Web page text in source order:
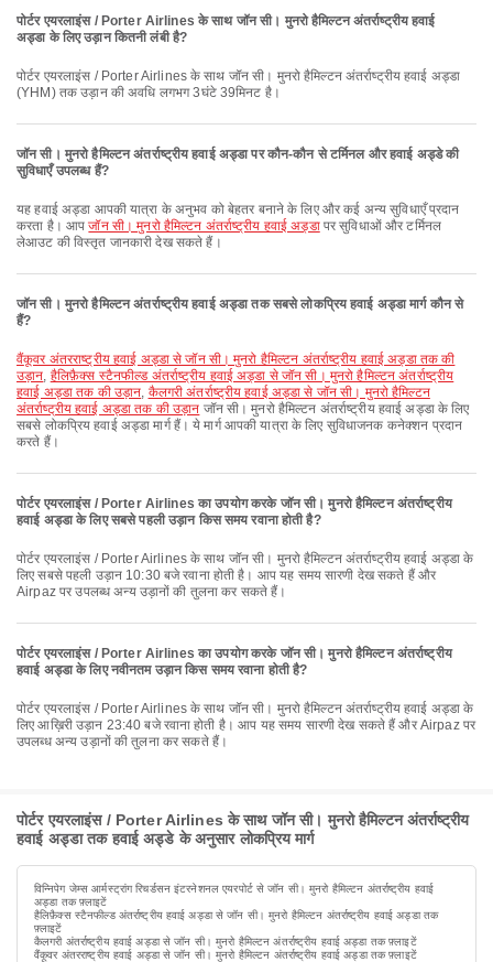
पोर्टर एयरलाइंस / Porter Airlines के साथ जॉन सी। मुनरो हैमिल्टन अंतर्राष्ट्रीय हवाई
अड्डा के लिए उड़ान कितनी लंबी है?
पोर्टर एयरलाइंस / Porter Airlines के साथ जॉन सी। मुनरो हैमिल्टन अंतर्राष्ट्रीय हवाई अड्डा
(YHM) तक उड़ान की अवधि लगभग 3घंटे 39मिनट है।
जॉन सी। मुनरो हैमिल्टन अंतर्राष्ट्रीय हवाई अड्डा पर कौन-कौन से टर्मिनल और हवाई अड्डे की
सुविधाएँ उपलब्ध हैं?
यह हवाई अड्डा आपकी यात्रा के अनुभव को बेहतर बनाने के लिए और कई अन्य सुविधाएँ प्रदान
करता है। आपजॉन सी। मुनरो हैमिल्टन अंतर्राष्ट्रीय हवाई अड्डापर सुविधाओं और टर्मिनल
लेआउट की विस्तृत जानकारी देख सकते हैं।
जॉन सी। मुनरो हैमिल्टन अंतर्राष्ट्रीय हवाई अड्डा तक सबसे लोकप्रिय हवाई अड्डा मार्ग कौन से
हैं?
वैंकूवर अंतरराष्ट्रीय हवाई अड्डा से जॉन सी। मुनरो हैमिल्टन अंतर्राष्ट्रीय हवाई अड्डा तक की
उड़ान, हैलिफ़ैक्स स्टैनफील्ड अंतर्राष्ट्रीय हवाई अड्डा से जॉन सी। मुनरो हैमिल्टन अंतर्राष्ट्रीय
हवाई अड्डा तक की उड़ान, कैलगरी अंतर्राष्ट्रीय हवाई अड्डा से जॉन सी। मुनरो हैमिल्टन
अंतर्राष्ट्रीय हवाई अड्डा तक की उड़ान जॉन सी। मुनरो हैमिल्टन अंतर्राष्ट्रीय हवाई अड्डा के लिए
सबसे लोकप्रिय हवाई अड्डा मार्ग हैं। ये मार्ग आपकी यात्रा के लिए सुविधाजनक कनेक्शन प्रदान
करते हैं।
पोर्टर एयरलाइंस / Porter Airlines का उपयोग करके जॉन सी। मुनरो हैमिल्टन अंतर्राष्ट्रीय
हवाई अड्डा के लिए सबसे पहली उड़ान किस समय रवाना होती है?
पोर्टर एयरलाइंस / Porter Airlines के साथ जॉन सी। मुनरो हैमिल्टन अंतर्राष्ट्रीय हवाई अड्डा के
लिए सबसे पहली उड़ान 10:30 बजे रवाना होती है। आप यह समय सारणी देख सकते हैं और
Airpaz पर उपलब्ध अन्य उड़ानों की तुलना कर सकते हैं।
पोर्टर एयरलाइंस / Porter Airlines का उपयोग करके जॉन सी। मुनरो हैमिल्टन अंतर्राष्ट्रीय
हवाई अड्डा के लिए नवीनतम उड़ान किस समय रवाना होती है?
पोर्टर एयरलाइंस / Porter Airlines के साथ जॉन सी। मुनरो हैमिल्टन अंतर्राष्ट्रीय हवाई अड्डा के
लिए आख़िरी उड़ान 23:40 बजे रवाना होती है। आप यह समय सारणी देख सकते हैं और Airpaz पर
उपलब्ध अन्य उड़ानों की तुलना कर सकते हैं।
पोर्टर एयरलाइंस / Porter Airlines के साथ जॉन सी। मुनरो हैमिल्टन अंतर्राष्ट्रीय
हवाई अड्डा तक हवाई अड्डे के अनुसार लोकप्रिय मार्ग
विन्निपेग जेम्स आर्मस्ट्रांग रिचर्डसन इंटरनेशनल एयरपोर्ट से जॉन सी। मुनरो हैमिल्टन अंतर्राष्ट्रीय हवाई
अड्डा तक फ़्लाइटें
हैलिफ़ैक्स स्टैनफील्ड अंतर्राष्ट्रीय हवाई अड्डा से जॉन सी। मुनरो हैमिल्टन अंतर्राष्ट्रीय हवाई अड्डा तक
फ़्लाइटें
कैलगरी अंतर्राष्ट्रीय हवाई अड्डा से जॉन सी। मुनरो हैमिल्टन अंतर्राष्ट्रीय हवाई अड्डा तक फ़्लाइटें
वैंकूवर अंतरराष्ट्रीय हवाई अड्डा से जॉन सी। मुनरो हैमिल्टन अंतर्राष्ट्रीय हवाई अड्डा तक फ़्लाइटें